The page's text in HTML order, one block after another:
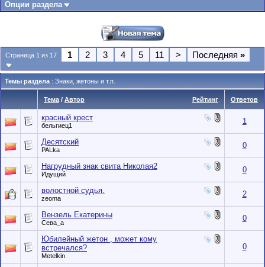
Опции раздела
Страница 1 из 17 1 2 3 4 5 11 > Последняя »
Темы раздела : Знаки, жетоны и т.п.
Рейтинг
Тема / Автор Ответов
красный крест
бельгиец1 1
Десятский
PALka 0
Нагрудный знак свита Николая2
Идущий 0
волостной судья.
zeoma 2
Вензель Екатерины
Сева_а 0
Юбилейный жетон , может кому
встречался?
Metelkin
0